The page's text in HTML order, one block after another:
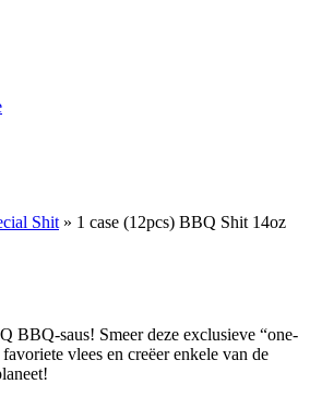
Shit » 1 case (12pcs) BBQ Shit 14oz
BBQ-saus! Smeer deze exclusieve “one-
vlees en creëer enkele van de